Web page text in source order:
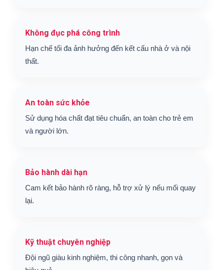
Không đục phá công trình
Hạn chế tối đa ảnh hưởng đến kết cấu nhà ở và nội
thất.
An toàn sức khỏe
Sử dụng hóa chất đạt tiêu chuẩn, an toàn cho trẻ em
và người lớn.
Bảo hành dài hạn
Cam kết bảo hành rõ ràng, hỗ trợ xử lý nếu mối quay
lại.
Kỹ thuật chuyên nghiệp
Đội ngũ giàu kinh nghiệm, thi công nhanh, gọn và